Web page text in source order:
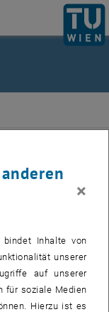
×
bindet Inhalte von
unserer
auf unserer
für soziale Medien
Hierzu ist es